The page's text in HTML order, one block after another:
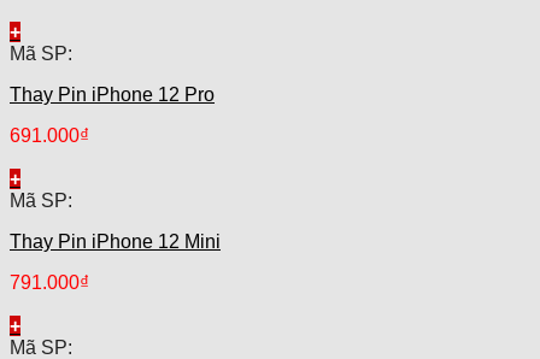
+
Mã SP:
Thay Pin iPhone 12 Pro
691.000₫
+
Mã SP:
Thay Pin iPhone 12 Mini
791.000₫
+
Mã SP: